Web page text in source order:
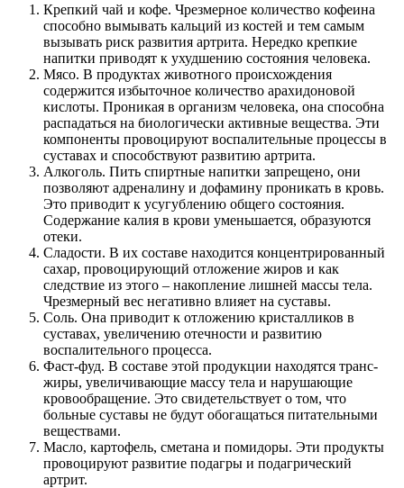
Крепкий чай и кофе. Чрезмерное количество кофеина
способно вымывать кальций из костей и тем самым
вызывать риск развития артрита. Нередко крепкие
напитки приводят к ухудшению состояния человека.
Мясо. В продуктах животного происхождения
содержится избыточное количество арахидоновой
кислоты. Проникая в организм человека, она способна
распадаться на биологически активные вещества. Эти
компоненты провоцируют воспалительные процессы в
суставах и способствуют развитию артрита.
Алкоголь. Пить спиртные напитки запрещено, они
позволяют адреналину и дофамину проникать в кровь.
Это приводит к усугублению общего состояния.
Содержание калия в крови уменьшается, образуются
отеки.
Сладости. В их составе находится концентрированный
сахар, провоцирующий отложение жиров и как
следствие из этого – накопление лишней массы тела.
Чрезмерный вес негативно влияет на суставы.
Соль. Она приводит к отложению кристалликов в
суставах, увеличению отечности и развитию
воспалительного процесса.
Фаст-фуд. В составе этой продукции находятся транс-
жиры, увеличивающие массу тела и нарушающие
кровообращение. Это свидетельствует о том, что
больные суставы не будут обогащаться питательными
веществами.
Масло, картофель, сметана и помидоры. Эти продукты
провоцируют развитие подагры и подагрический
артрит.